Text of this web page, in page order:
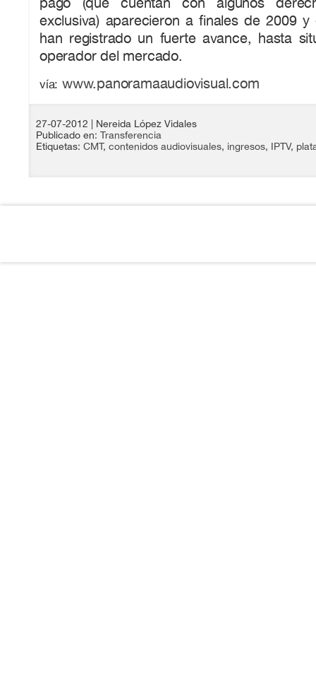
exclusiva) aparecieron a finales de 2009
han registrado un fuerte avance, hasta
operador del mercado.
vía: www.panoramaaudiovisual.com
27-07-2012
| Nereida López Vidales
Publicado en: Transferencia
Etiquetas: CMT, contenidos audiovisuales, ingresos, IPTV,